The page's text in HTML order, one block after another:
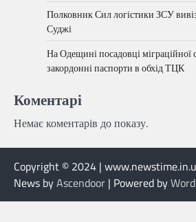
Полковник Сил логістики ЗСУ
Суджі
На Одещині посадовці
закордонні паспорти в обхід ТЦК
Коментарі
Немає коментарів до показу.
Copyright © 2024 |
News byAscendoor | Powered by